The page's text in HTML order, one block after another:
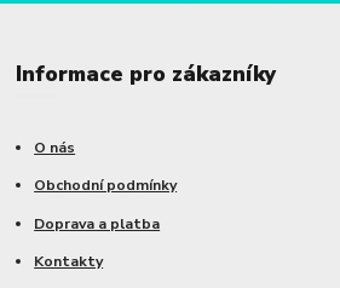
Informace pro zákazníky
O nás
Obchodní podmínky
Doprava a platba
Kontakty